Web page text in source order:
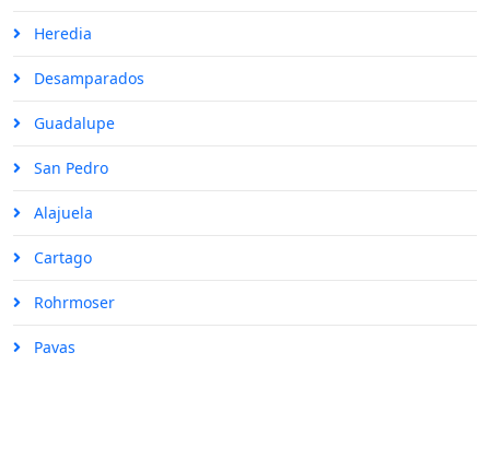
Heredia
Desamparados
Guadalupe
San Pedro
Alajuela
Cartago
Rohrmoser
Pavas